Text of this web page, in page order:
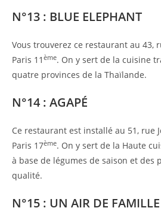
N°13 : BLUE ELEPHANT
Vous trouverez ce restaurant au 43,
Paris 11 ème. On y sert de la cuisine
quatre provinces de la Thaïlande.
N°14 : AGAPÉ
Ce restaurant est installé au 51, rue
Paris 17ème. On y sert de la Haute
à base de légumes de saison et des
qualité.
N°15 : UN AIR DE FAMILLE